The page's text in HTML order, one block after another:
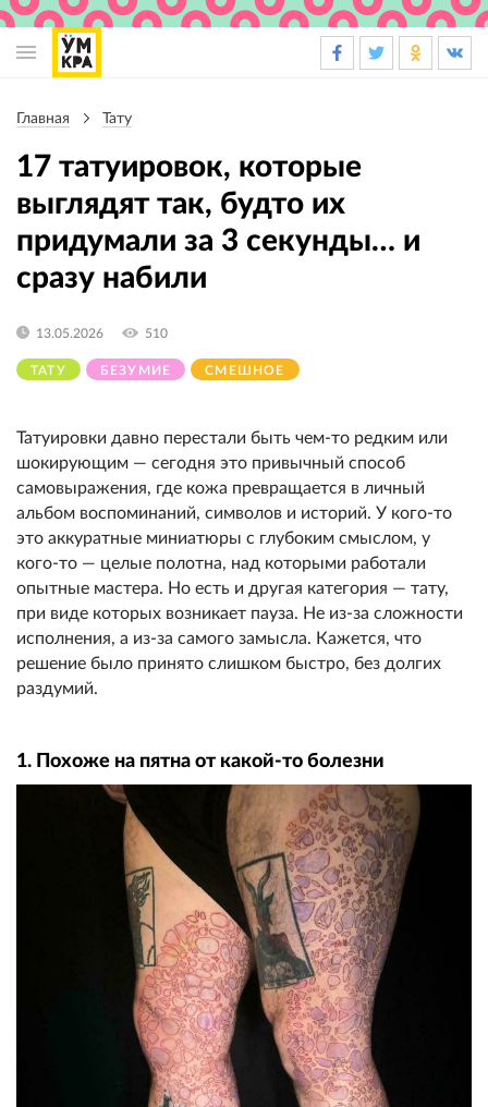
навигации
Главная Тату
17 татуировок, которые
выглядят так, будто их
придумали за 3 секунды… и
сразу набили
ТАТУ БЕЗУМИЕ СМЕШНОЕ
13.05.2026 510
Татуировки давно перестали быть чем-то редким или
шокирующим — сегодня это привычный способ
самовыражения, где кожа превращается в личный
альбом воспоминаний, символов и историй. У кого-то
это аккуратные миниатюры с глубоким смыслом, у
кого-то — целые полотна, над которыми работали
опытные мастера. Но есть и другая категория — тату,
при виде которых возникает пауза. Не из-за сложности
исполнения, а из-за самого замысла. Кажется, что
решение было принято слишком быстро, без долгих
раздумий.
1. Похоже на пятна от какой-то болезни